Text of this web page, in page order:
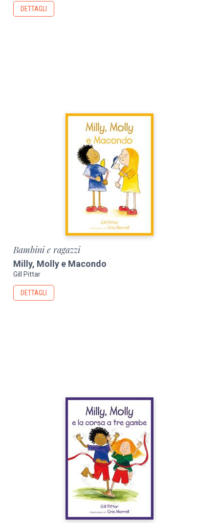
DETTAGLI
Bambini e ragazzi
Milly, Molly e Macondo
Gill Pittar
DETTAGLI